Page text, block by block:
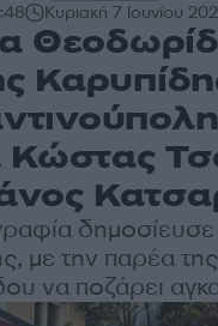
Κυριακή 7 Ιουνίου
Κώστας
με την παρέα
να ποζάρει